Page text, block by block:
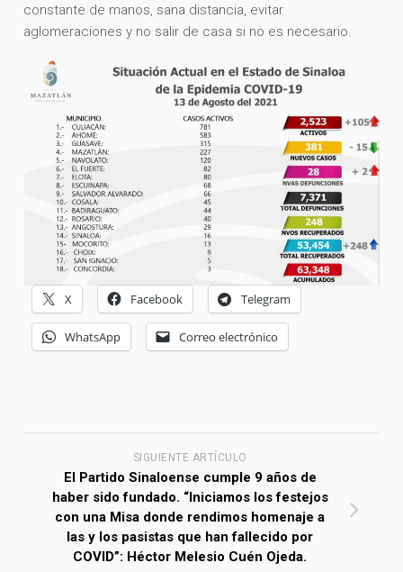
constante de manos, sana distancia, evitar
aglomeraciones y no salir de casa si no es necesario.
X Facebook Telegram
WhatsApp Correo electrónico
SIGUIENTE ARTÍCULO
El Partido Sinaloense cumple 9 años de
haber sido fundado. “Iniciamos los festejos
con una Misa donde rendimos homenaje a
las y los pasistas que han fallecido por
COVID”: Héctor Melesio Cuén Ojeda.